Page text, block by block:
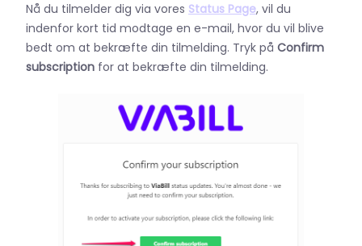
Nå du tilmelder dig via vores Status Page, vil du
indenfor kort tid modtage en e-mail, hvor du vil blive
bedt om at bekræfte din tilmelding. Tryk på Confirm
subscription for at bekræfte din tilmelding.